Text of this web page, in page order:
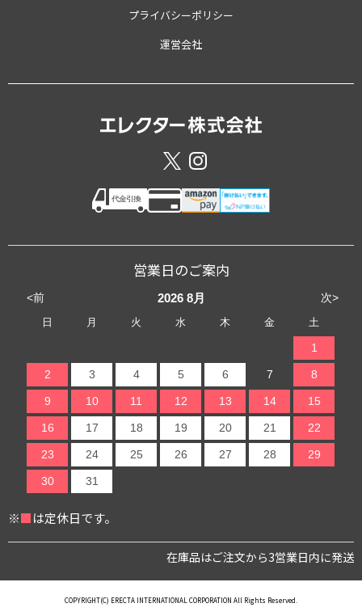
プライバシーポリシー
運営会社
営業日のご案内
<前 次>
2026 8月
日 月 火 水 木 金 土
1
2 3 4 5 6 7 8
9 10 11 12 13 14 15
16 17 18 19 20 21 22
23 24 25 26 27 28 29
30 31
※■は定休日です。
在庫品はご注文から3営業日内に発送
COPYRIGHT(C) ERECTA INTERNATIONAL CORPORATION All Rights Reserved.